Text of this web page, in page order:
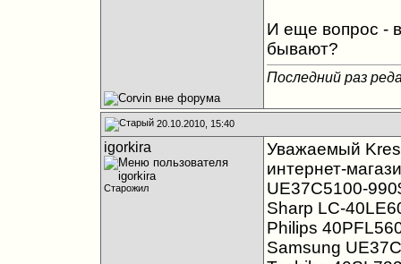
И еще вопрос -
бывают?
Последний раз
20.10.2010, 15:40
igorkira
Старожил
Уважаемый
интернет-
UE37C5100-
Sharp LC-
Philips
Samsung